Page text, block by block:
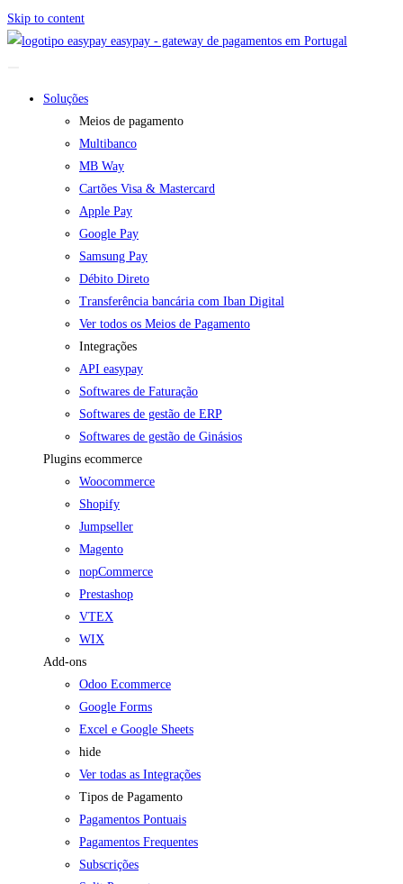
Skip to content
easypay - gateway de pagamentos em Portugal
Soluções
Meios de pagamento
Multibanco
MB Way
Cartões Visa & Mastercard
Apple Pay
Google Pay
Samsung Pay
Débito Direto
Transferência bancária com Iban Digital
Ver todos os Meios de Pagamento
Integrações
API easypay
Softwares de Faturação
Softwares de gestão de ERP
Softwares de gestão de Ginásios
Plugins ecommerce
Woocommerce
Shopify
Jumpseller
Magento
nopCommerce
Prestashop
VTEX
WIX
Add-ons
Odoo Ecommerce
Google Forms
Excel e Google Sheets
hide
Ver todas as Integrações
Tipos de Pagamento
Pagamentos Pontuais
Pagamentos Frequentes
Subscrições